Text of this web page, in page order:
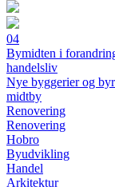
04
Bymidten i
handelsliv
Nye byggerier og
midtby
Renovering
Renovering
Hobro
Byudvikling
Handel
Arkitektur